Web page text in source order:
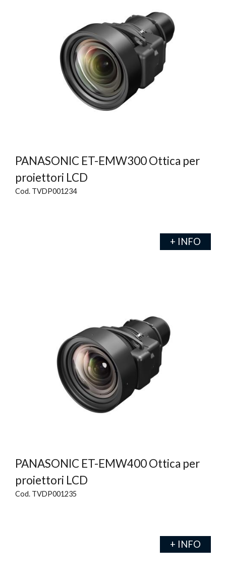
PANASONIC ET-EMW300 Ottica per
proiettori LCD
Cod. TVDP001234
+ INFO
PANASONIC ET-EMW400 Ottica per
proiettori LCD
Cod. TVDP001235
+ INFO